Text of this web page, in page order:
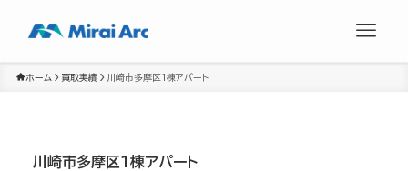
ホーム 買取実績 川崎市多摩区1棟アパート
川崎市多摩区1棟アパート